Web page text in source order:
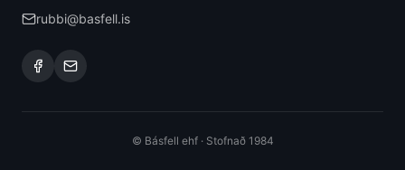
rubbi@basfell.is
© Básfell ehf · Stofnað 1984